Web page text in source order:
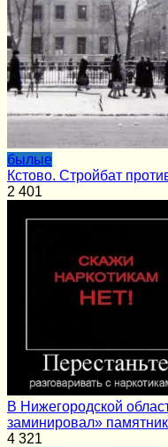
былые
Кстово. Стройбат
2 401
В Нижегородской
заминировал»
4 321